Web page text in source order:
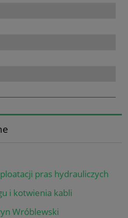
pras hydrauliczych
i kotwienia kabli
Wróblewski